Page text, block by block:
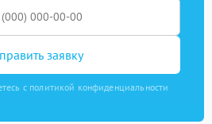
заявку
с политикой конфиденциальности